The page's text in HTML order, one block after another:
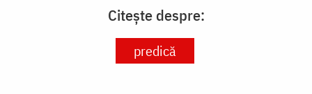
Citește despre:
predică